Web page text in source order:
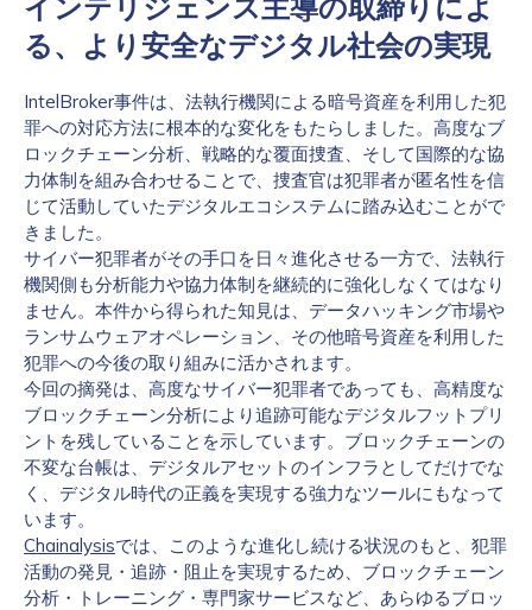
インテリジェンス主導の取締りによ
る、より安全なデジタル社会の実現
IntelBroker事件は、法執行機関による暗号資産を利用した犯
罪への対応方法に根本的な変化をもたらしました。高度なブ
ロックチェーン分析、戦略的な覆面捜査、そして国際的な協
力体制を組み合わせることで、捜査官は犯罪者が匿名性を信
じて活動していたデジタルエコシステムに踏み込むことがで
きました。
サイバー犯罪者がその手口を日々進化させる一方で、法執行
機関側も分析能力や協力体制を継続的に強化しなくてはなり
ません。本件から得られた知見は、データハッキング市場や
ランサムウェアオペレーション、その他暗号資産を利用した
犯罪への今後の取り組みに活かされます。
今回の摘発は、高度なサイバー犯罪者であっても、高精度な
ブロックチェーン分析により追跡可能なデジタルフットプリ
ントを残していることを示しています。ブロックチェーンの
不変な台帳は、デジタルアセットのインフラとしてだけでな
く、デジタル時代の正義を実現する強力なツールにもなって
います。
Chainalysisでは、このような進化し続ける状況のもと、犯罪
活動の発見・追跡・阻止を実現するため、ブロックチェーン
分析・トレーニング・専門家サービスなど、あらゆるブロッ